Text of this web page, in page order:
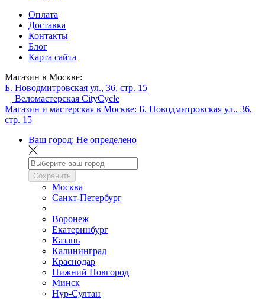
Оплата
Доставка
Контакты
Блог
Карта сайта
Магазин в Москве:
Б. Новодмитровская ул., 36, стр. 15
Веломастерская CityCycle
Магазин и мастерская в Москве: Б. Новодмитровская ул., 36,
стр. 15
Ваш город: Не определено
Сохранить
Москва
Санкт-Петербург
Воронеж
Екатеринбург
Казань
Калининград
Краснодар
Нижний Новгород
Минск
Нур-Султан